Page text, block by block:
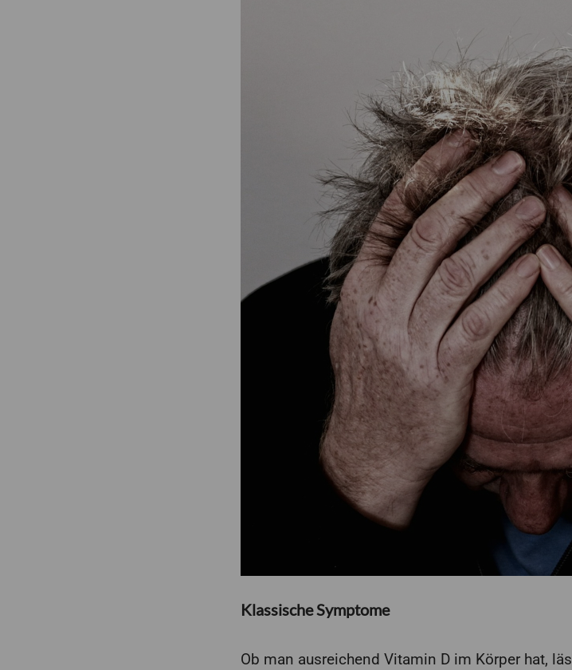
Klassische Symptome
Ob man ausreichend Vitamin D im Körper hat,